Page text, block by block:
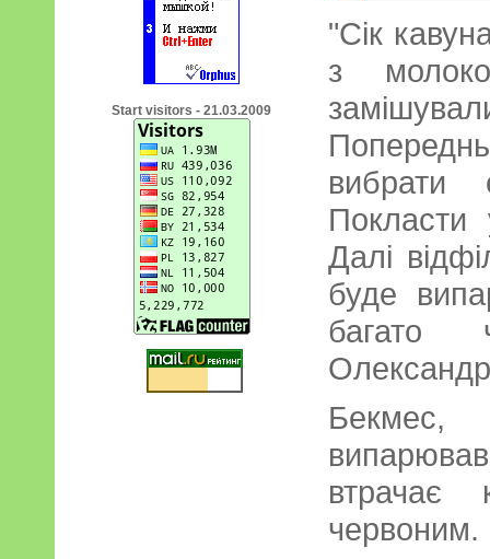
Start visitors - 21.03.2009
"Сік
з
вибрати
Покласти
Далі
буде
багато
втрачає
червоним.